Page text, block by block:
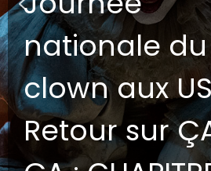
nationale du
clown aux
Retour sur